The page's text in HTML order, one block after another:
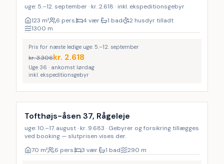
uge: 5.–12. september · kr. 2.618 · inkl. ekspeditionsgebyr
123 m² 6 pers. 4 vær. 1 bad
2 husdyr tilladt
1300 m
Pris for næste ledige uge: 5.–12. september
kr.3.306kr. 2.618
Uge 36 · ankomst lørdag
inkl. ekspeditionsgebyr
Tofthøjs-åsen 37, Rågeleje
uge: 10.–17. august · kr. 9.683 · Gebyrer og forsikring tillægges
ved booking — slutprisen vises der.
70 m² 6 pers. 3 vær. 1 bad 290 m